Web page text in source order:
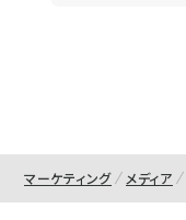
マーケティング メディア